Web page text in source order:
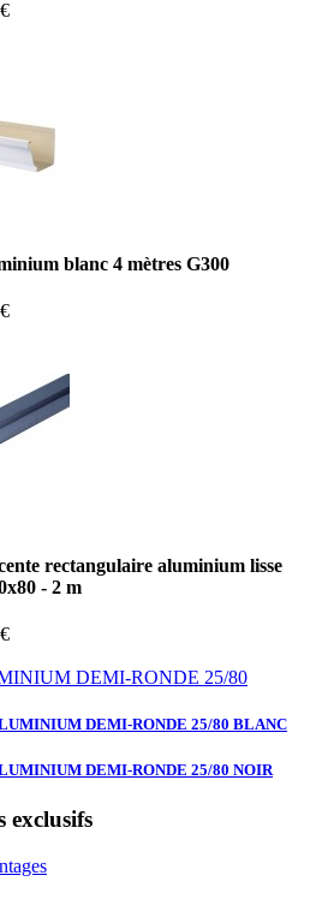
blanc 4 mètres G300
rectangulaire aluminium lisse
- 2 m
DEMI-RONDE 25/80
DEMI-RONDE 25/80 BLANC
DEMI-RONDE 25/80 NOIR
exclusifs